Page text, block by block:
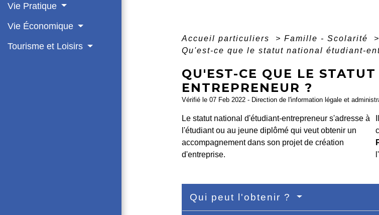
Vie Pratique
Vie Économique
Tourisme et Loisirs
Accueil particuliers > Famille - Scolarité >
Qu'est-ce que le statut national étudiant-
QU'EST-CE QUE LE
ENTREPRENEUR ?
Vérifié le 07 Feb 2022 - Direction de l'information légale et
Le statut national d'étudiant-entrepreneur s'adresse à
l'étudiant ou au jeune diplômé qui veut obtenir un
accompagnement dans son projet de création
d'entreprise.
Qui peut l'obtenir ?